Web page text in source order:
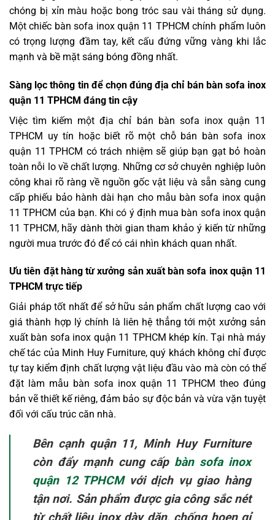
chóng bị xỉn màu hoặc bong tróc sau vài tháng sử dụng.
Một chiếc bàn sofa inox quận 11 TPHCM chính phẩm luôn
có trọng lượng đầm tay, kết cấu đứng vững vàng khi lắc
mạnh và bề mặt sáng bóng đồng nhất.
Sàng lọc thông tin để chọn đúng địa chỉ bán bàn sofa inox
quận 11 TPHCM đáng tin cậy
Việc tìm kiếm một địa chỉ bán bàn sofa inox quận 11
TPHCM uy tín hoặc biết rõ một chỗ bán bàn sofa inox
quận 11 TPHCM có trách nhiệm sẽ giúp bạn gạt bỏ hoàn
toàn nỗi lo về chất lượng. Những cơ sở chuyên nghiệp luôn
công khai rõ ràng về nguồn gốc vật liệu và sẵn sàng cung
cấp phiếu bảo hành dài hạn cho mẫu bàn sofa inox quận
11 TPHCM của bạn. Khi có ý định mua bàn sofa inox quận
11 TPHCM, hãy dành thời gian tham khảo ý kiến từ những
người mua trước đó để có cái nhìn khách quan nhất.
Ưu tiên đặt hàng từ xưởng sản xuất bàn sofa inox quận 11
TPHCM trực tiếp
Giải pháp tốt nhất để sở hữu sản phẩm chất lượng cao với
giá thành hợp lý chính là liên hệ thẳng tới một xưởng sản
xuất bàn sofa inox quận 11 TPHCM khép kín. Tại nhà máy
chế tác của Minh Huy Furniture, quý khách không chỉ được
tự tay kiểm định chất lượng vật liệu đầu vào mà còn có thể
đặt làm mẫu bàn sofa inox quận 11 TPHCM theo đúng
bản vẽ thiết kế riêng, đảm bảo sự độc bản và vừa vặn tuyệt
đối với cấu trúc căn nhà.
Bên cạnh quận 11, Minh Huy Furniture
còn đẩy mạnh cung cấp bàn sofa inox
quận 12 TPHCMvới dịch vụ giao hàng
tận nơi. Sản phẩm được gia công sắc nét